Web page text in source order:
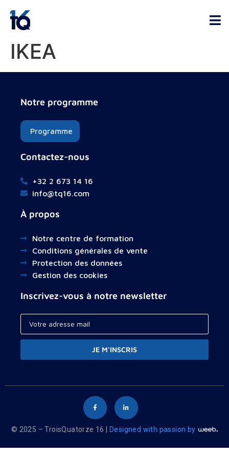
IKEA
Notre programme
Programme
Contactez-nous
+32 2 673 14 16
info@tq16.com
À propos
Notre centre de formation
Conditions générales de vente
Protection des données
Gestion des cookies
Inscrivez-vous à notre newsletter
JE M'INSCRIS
© 2025 – TroisQuatorze 16 | Designed with passion by